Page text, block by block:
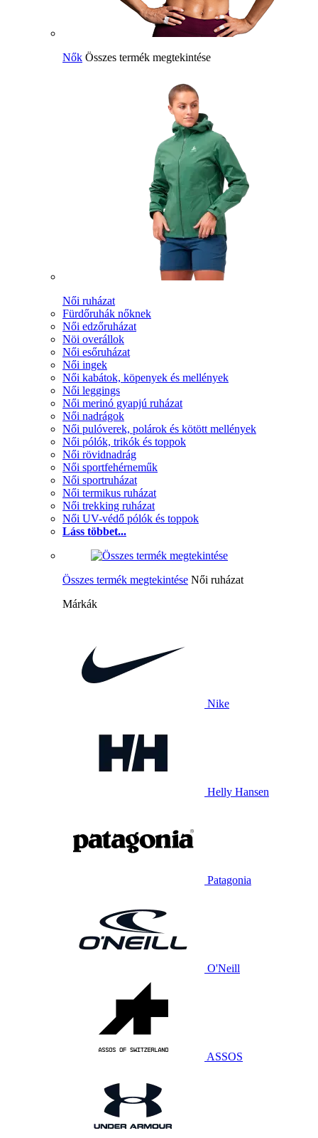
Nők Összes termék megtekintése
Női ruházat
Fürdőruhák nőknek
Női edzőruházat
Nöi overállok
Női esőruházat
Női ingek
Női kabátok, köpenyek és mellények
Női leggings
Női merinó gyapjú ruházat
Női nadrágok
Női pulóverek, polárok és kötött mellények
Női pólók, trikók és toppok
Női rövidnadrág
Női sportfehérneműk
Női sportruházat
Női termikus ruházat
Női trekking ruházat
Női UV-védő pólók és toppok
Láss többet...
Összes termék megtekintése Női ruházat
Márkák
Nike
Helly Hansen
Patagonia
O'Neill
ASSOS